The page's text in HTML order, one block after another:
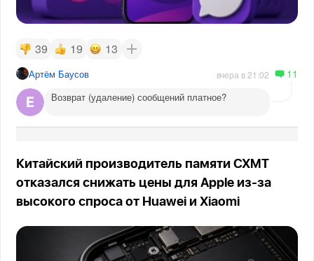
39 19 13
Артём Баусов вчера в 21:02 11
Возврат (удаление) сообщений платное?
Китайский производитель памяти CXMT
отказался снижать цены для Apple из-за
высокого спроса от Huawei и Xiaomi